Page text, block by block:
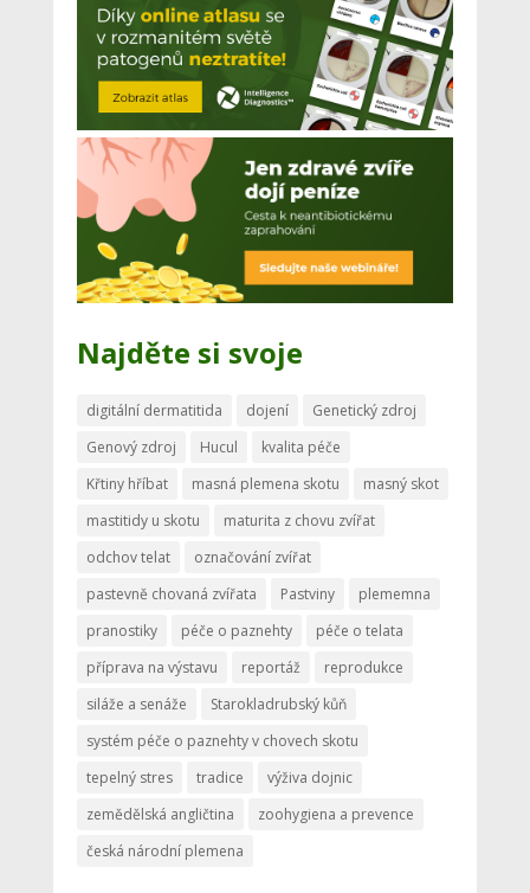
Najděte si svoje
digitální dermatitida dojení
Genetický zdroj
Genový zdroj
Hucul
kvalita péče
Křtiny hříbat
masná plemena skotu
masný skot
mastitidy u skotu
maturita z chovu zvířat
odchov telat
označování zvířat
pastevně chovaná zvířata
Pastviny
plememna
pranostiky
péče o paznehty
péče o telata
příprava na výstavu
reportáž
reprodukce
siláže a senáže
Starokladrubský kůň
systém péče o paznehty v chovech skotu
tepelný stres
tradice
výživa dojnic
zemědělská angličtina
zoohygiena a prevence
česká národní plemena